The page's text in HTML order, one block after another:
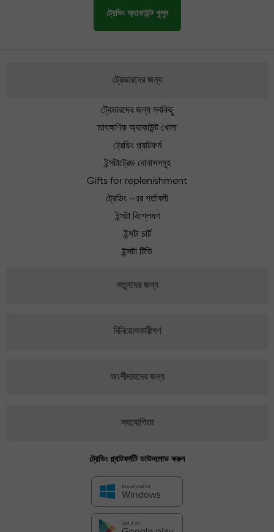
ট্রেডিং অ্যাকাউন্ট খুলুন
ট্রেডারদের জন্য
ট্রেডারদের জন্য সবকিছু
তাৎক্ষণিক অ্যাকাউন্ট খোলা
ট্রেডিং প্ল্যাটফর্ম
ইন্সটাট্রেড বোনাসসমূহ
Gifts for replenishment
ট্রেডিং -এর শর্তাবলী
ইন্সটা বিশ্লেষণ
ইন্সটা চার্ট
ইন্সটা টিভি
নতুনদের জন্য
বিনিয়োগকারীগণ
অংশীদারদের জন্য
সহযোগিতা
ট্রেডিং প্ল্যাটফর্মটি ডাউনলোড করুন